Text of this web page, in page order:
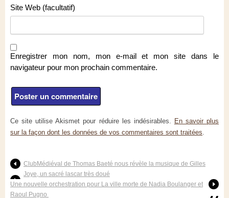
Site Web (facultatif)
Enregistrer mon nom, mon e-mail et mon site dans le
navigateur pour mon prochain commentaire.
Ce site utilise Akismet pour réduire les indésirables. En savoir plus
sur la façon dont les données de vos commentaires sont traitées.
ClubMédiéval de Thomas Baeté nous révèle la musique de Gilles
Joye, un sacré lascar très doué
Une nouvelle orchestration pour La ville morte de Nadia Boulanger et
Raoul Pugno